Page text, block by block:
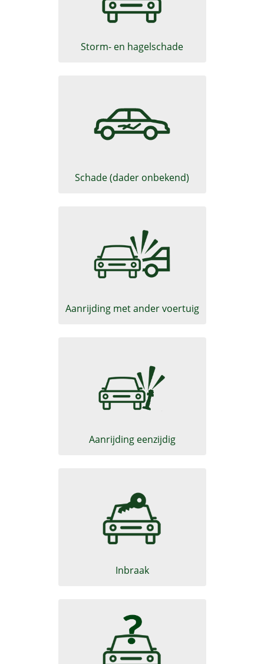
Schadeformulier
Storm- en hagelschade
Schadeformulier
Schade (dader onbekend)
Schadeformulier
Aanrijding met ander voertuig
Schadeformulier
Aanrijding eenzijdig
Schadeformulier
Inbraak